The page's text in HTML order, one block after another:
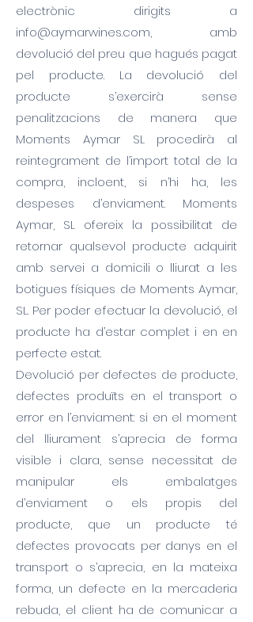
electrònic dirigits a
info@aymarwines.com, amb
devolució del preu que hagués pagat
pel producte. La devolució del
producte s’exercirà sense
penalitzacions de manera que
Moments Aymar SL procedirà al
reintegrament de l’import total de la
compra, incloent, si n’hi ha, les
despeses d’enviament. Moments
Aymar, SL ofereix la possibilitat de
retornar qualsevol producte adquirit
amb servei a domicili o lliurat a les
botigues físiques de Moments Aymar,
SL. Per poder efectuar la devolució, el
producte ha d’estar complet i en en
perfecte estat.
Devolució per defectes de producte,
defectes produïts en el transport o
error en l’enviament: si en el moment
del lliurament s’aprecia de forma
visible i clara, sense necessitat de
manipular els embalatges
d’enviament o els propis del
producte, que un producte té
defectes provocats per danys en el
transport o s’aprecia, en la mateixa
forma, un defecte en la mercaderia
rebuda, el client ha de comunicar a